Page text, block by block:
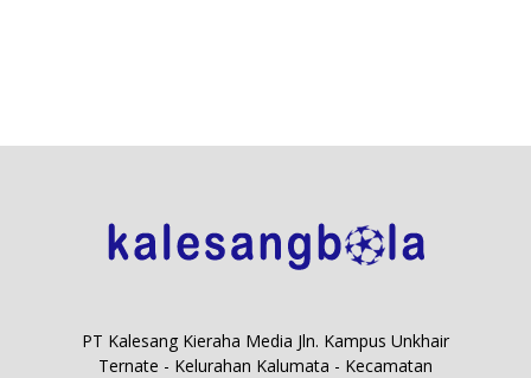
PT Kalesang Kieraha Media Jln. Kampus Unkhair
Ternate - Kelurahan Kalumata - Kecamatan